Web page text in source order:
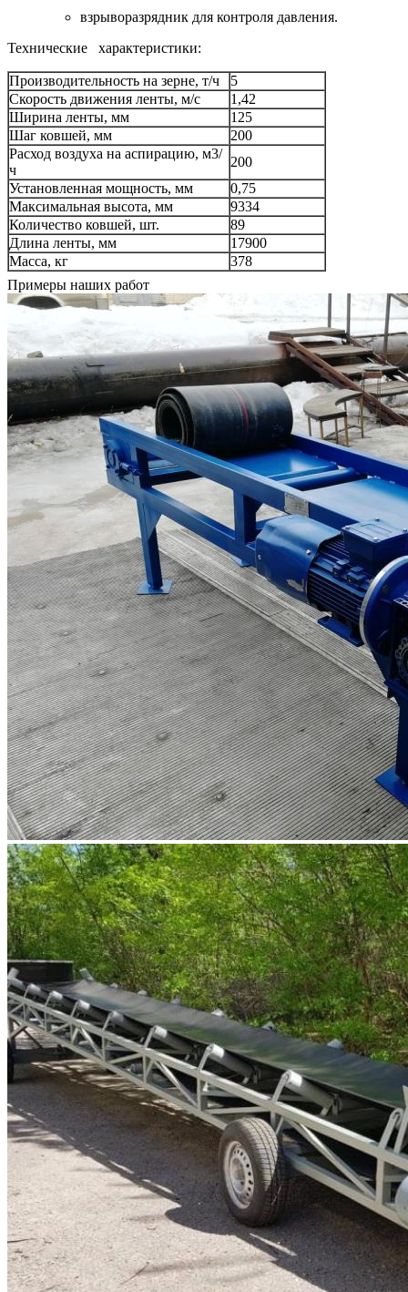
взрыворазрядник для контроля давления.
Технические характеристики:
Производительность на зерне, т/ч
5
Скорость движения ленты, м/с
1,42
Ширина ленты, мм
125
Шаг ковшей, мм
200
Расход воздуха на аспирацию, м3/
ч
200
Установленная мощность, мм
0,75
Максимальная высота, мм
9334
Количество ковшей, шт.
89
Длина ленты, мм
17900
Масса, кг
378
Примеры наших работ